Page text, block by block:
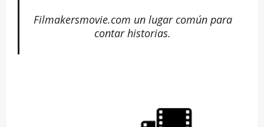
Filmakersmovie.com un lugar común para
contar historias.